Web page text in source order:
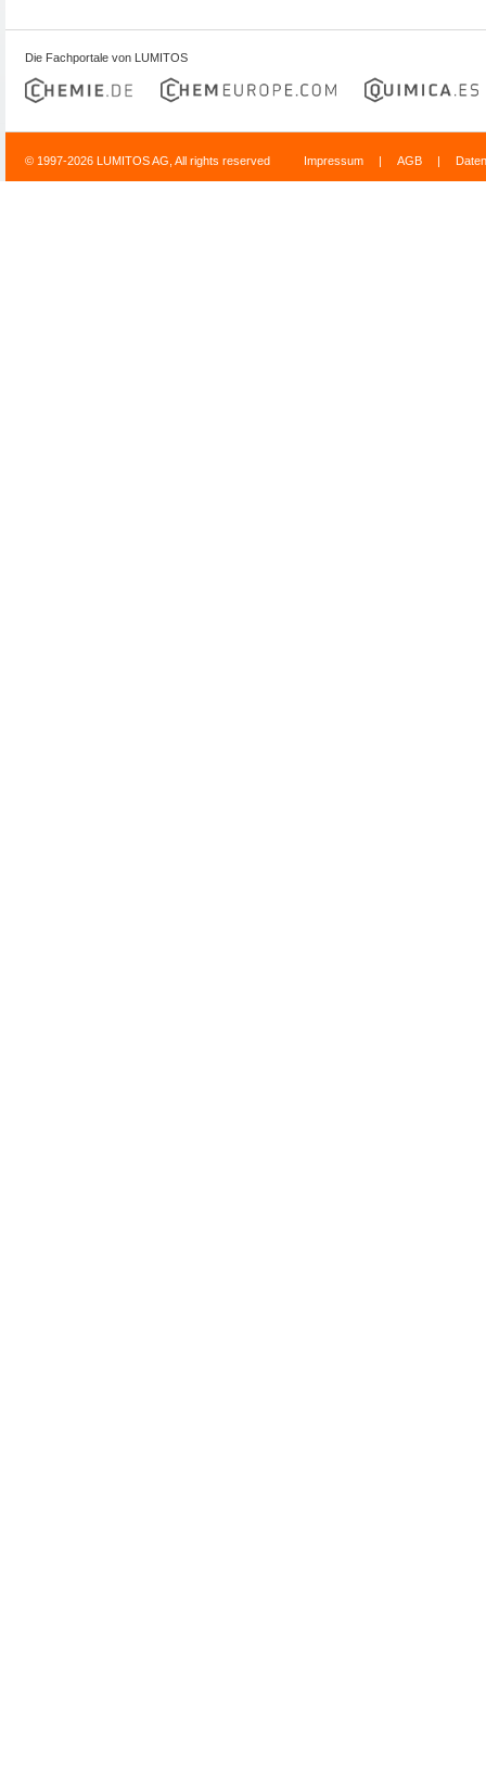
Die Fachportale von LUMITOS
© 1997-2026 LUMITOS AG, All rights reserved Impressum | AGB |